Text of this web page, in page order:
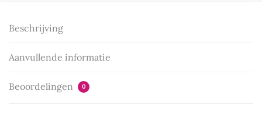
Beschrijving
Aanvullende informatie
Beoordelingen 0